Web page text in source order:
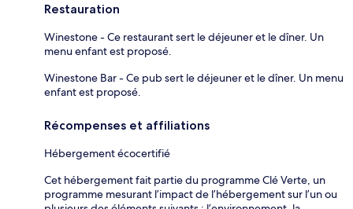
Restauration
Winestone - Ce restaurant sert le déjeuner et le dîner. Un
menu enfant est proposé.
Winestone Bar - Ce pub sert le déjeuner et le dîner. Un menu
enfant est proposé.
Récompenses et affiliations
Hébergement écocertifié
Cet hébergement fait partie du programme Clé Verte, un
programme mesurant l’impact de l’hébergement sur l’un ou